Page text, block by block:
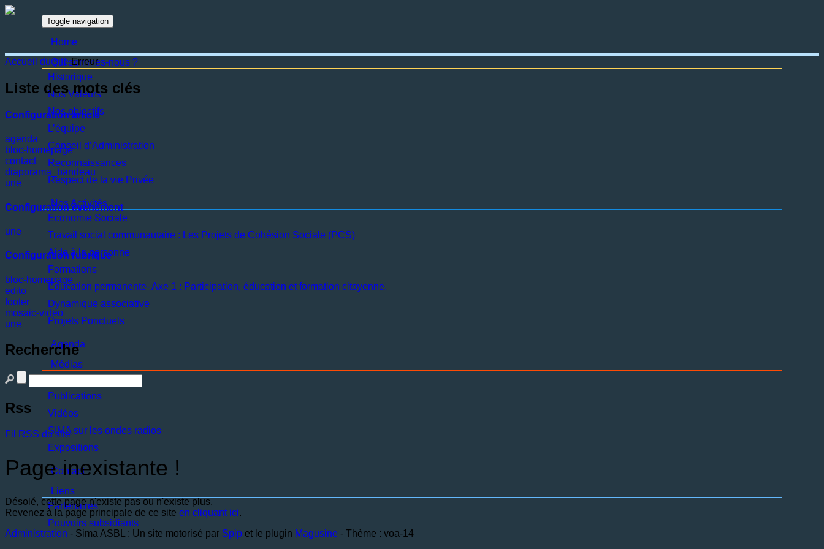
Toggle navigation
Home
Qui sommes-nous ?
Historique
Nos Valeurs
Nos objectifs
L’équipe
Conseil d’Administration
Reconnaissances
Respect de la vie Privée
Nos Activités
Economie Sociale
Travail social communautaire : Les Projets de Cohésion Sociale (PCS)
Aide à la personne
Formations
Education permanente- Axe 1 : Participation, éducation et formation citoyenne.
Dynamique associative
Projets Ponctuels
Agenda
Médias
Publications
Vidéos
SIMA sur les ondes radios
Expositions
Contact
Liens
Partenaires
Pouvoirs subsidiants
Accueil du siteErreur
Liste des mots clés
Configuration article
agenda
bloc-homepage
contact
diaporama_bandeau
une
Configuration evenement
une
Configuration rubrique
bloc-homepage
edito
footer
mosaic-video
une
Recherche
Rss
Fil RSS du site
Page inexistante !
Désolé, cette page n'existe pas ou n'existe plus.
Revenez à la page principale de ce site en cliquant ici.
Administration - Sima ASBL : Un site motorisé par Spip et le plugin Magusine - Thème : voa-14